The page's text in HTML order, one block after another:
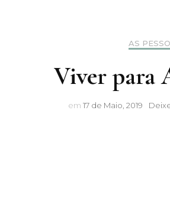
AS
Viver para
em 17 de Maio, 2019